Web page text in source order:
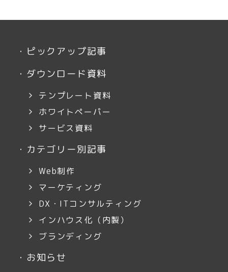
・ ピックアップ記事
・ ダウンロード資料
テンプレート資料
ホワイトペーパー
サービス資料
・ カテゴリー別記事
Web制作
マーケティング
DX・ITコンサルティング
インハウス化（内製）
ブランディング
・ お知らせ